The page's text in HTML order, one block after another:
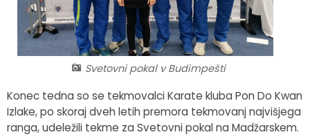
Svetovni pokal v Budimpešti
Konec tedna so se tekmovalci Karate kluba Pon Do Kwan
Izlake, po skoraj dveh letih premora tekmovanj najvišjega
ranga, udeležili tekme za Svetovni pokal na Madžarskem.
Fotogalerija
Občinska volilna komisija
Medobčinski inšpektorat in redarstvo
Koledar dogodkov
Zapore cest
Okoljski podatki
Lokalne volitve